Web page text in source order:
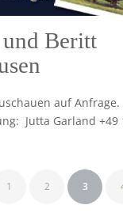
Beritt
auf Anfrage.
Jutta Garland +49
1 2 3